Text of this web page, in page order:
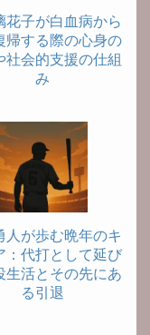
花子が白血病から
帰する際の心身の
社会的支援の仕組
み
人が歩む晩年のキ
：代打として延び
生活とその先にあ
る引退